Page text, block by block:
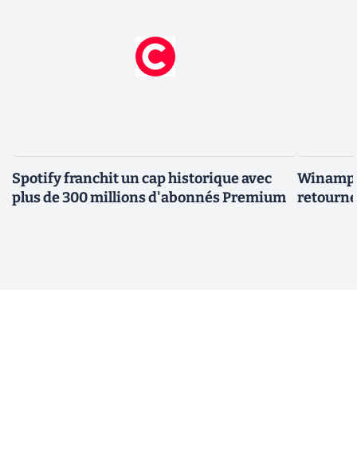
Spotify franchit un cap historique avec
plus de 300 millions d'abonnés Premium
retourne